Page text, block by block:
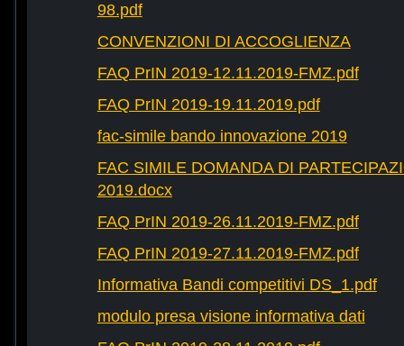
98.pdf
CONVENZIONI DI ACCOGLIENZA
FAQ PrIN 2019-12.11.2019-FMZ.pdf
FAQ PrIN 2019-19.11.2019.pdf
fac-simile bando innovazione 2019
FAC SIMILE DOMANDA DI
2019.docx
FAQ PrIN 2019-26.11.2019-FMZ.pdf
FAQ PrIN 2019-27.11.2019-FMZ.pdf
Informativa Bandi competitivi DS_1.pdf
modulo presa visione informativa dati